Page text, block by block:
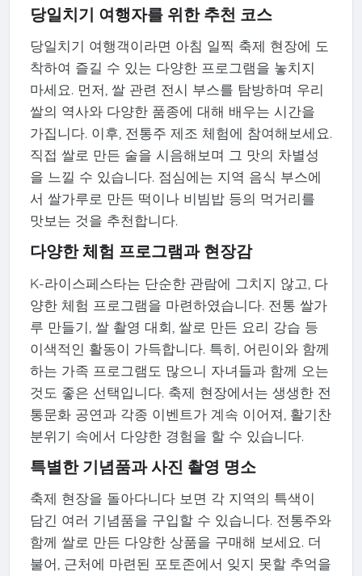
당일치기 여행자를 위한 추천 코스
당일치기 여행객이라면 아침 일찍 축제 현장에 도
착하여 즐길 수 있는 다양한 프로그램을 놓치지
마세요. 먼저, 쌀 관련 전시 부스를 탐방하며 우리
쌀의 역사와 다양한 품종에 대해 배우는 시간을
가집니다. 이후, 전통주 제조 체험에 참여해보세요.
직접 쌀로 만든 술을 시음해보며 그 맛의 차별성
을 느낄 수 있습니다. 점심에는 지역 음식 부스에
서 쌀가루로 만든 떡이나 비빔밥 등의 먹거리를
맛보는 것을 추천합니다.
다양한 체험 프로그램과 현장감
K-라이스페스타는 단순한 관람에 그치지 않고, 다
양한 체험 프로그램을 마련하였습니다. 전통 쌀가
루 만들기, 쌀 촬영 대회, 쌀로 만든 요리 강습 등
이색적인 활동이 가득합니다. 특히, 어린이와 함께
하는 가족 프로그램도 많으니 자녀들과 함께 오는
것도 좋은 선택입니다. 축제 현장에서는 생생한 전
통문화 공연과 각종 이벤트가 계속 이어져, 활기찬
분위기 속에서 다양한 경험을 할 수 있습니다.
특별한 기념품과 사진 촬영 명소
축제 현장을 돌아다니다 보면 각 지역의 특색이
담긴 여러 기념품을 구입할 수 있습니다. 전통주와
함께 쌀로 만든 다양한 상품을 구매해 보세요. 더
불어, 근처에 마련된 포토존에서 잊지 못할 추억을